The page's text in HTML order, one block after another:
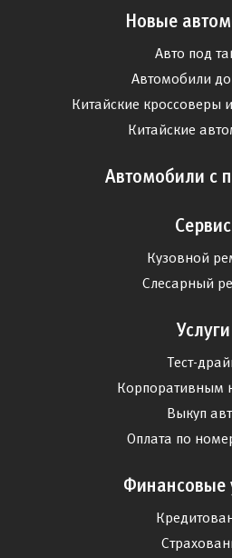
Новые
Авто под
Автомобили
Китайские кроссоверы
Китайские
Автомобили с
Сервис
Кузовной
Слесарный
Услуги
Тест-
Корпоративным
Выкуп
Оплата по
Финансовые